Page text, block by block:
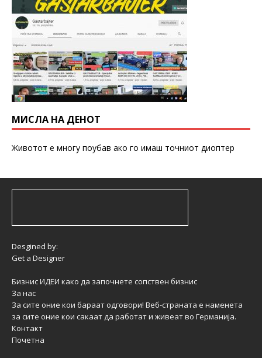
МИСЛА НА ДЕНОТ
Животот е многу поубав ако го имаш точниот диоптер
Desgined by:
Get a Designer
Бизнис ИДЕИ како да започнете сопствен бизнис
За нас
За сите оние кои бараат одговори! Веб-страната е наменета
за сите оние кои сакаат да работат и живеат во Германија.
Контакт
Почетна